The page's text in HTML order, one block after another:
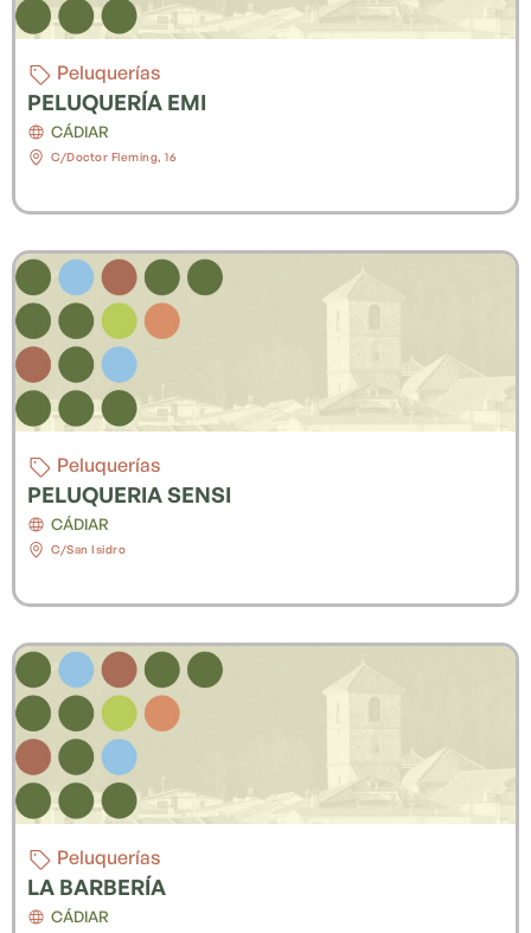
Peluquerías
PELUQUERÍA EMI
CÁDIAR
C/Doctor Fleming, 16
Peluquerías
PELUQUERIA SENSI
CÁDIAR
C/San Isidro
Peluquerías
LA BARBERÍA
CÁDIAR